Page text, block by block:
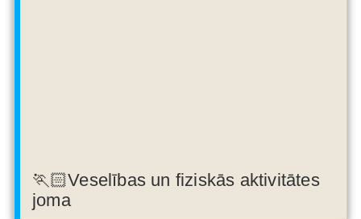
🏃🏻Veselības un fiziskās aktivitātes
joma